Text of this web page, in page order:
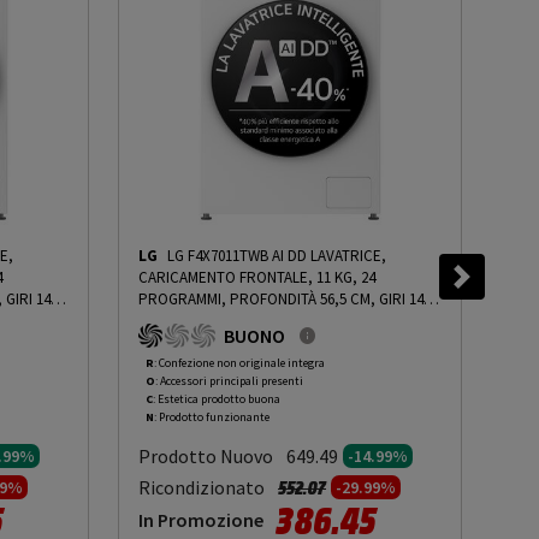
GIRI 1400
da
LG LG F4X7011TWB AI DD LAVATRICE,
CARICAMENTO FRONTALE, 11 KG, 24
PROGRAMMI, PROFONDITÀ 56,5 CM, GIRI 1400
RPM, IVORY WHITE, LIVELLO RUMOROSITÀ
CENTRIFUGA 71 DB(A), CLASSE A - PRMG
GRADING ROCN - 14.99%-PRMG GRADING
ROCN - 14.99%
BUONO
R: Confezione non originale integra
O: Accessori principali presenti
C: Estetica prodotto buona
N: Prodotto funzionante
Prodotto Nuovo 649.49 -14.99%
Ricondizionato Prezzo ridotto da
552.07a-29.99%
In Promozione 386.45